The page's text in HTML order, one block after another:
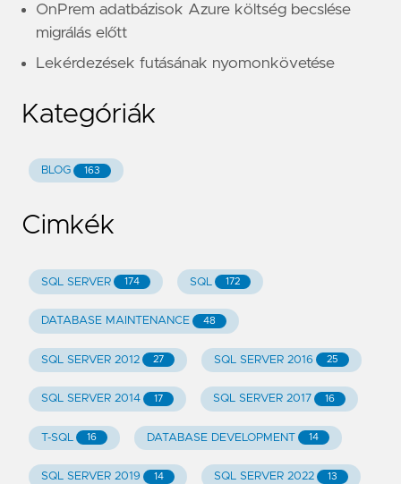
OnPrem adatbázisok Azure költség becslése
migrálás előtt
Lekérdezések futásának nyomonkövetése
Kategóriák
BLOG 163
Cimkék
SQL SERVER 174 SQL 172
DATABASE MAINTENANCE 48
SQL SERVER 2012 27 SQL SERVER 2016 25
SQL SERVER 2014 17 SQL SERVER 2017 16
T-SQL 16 DATABASE DEVELOPMENT 14
SQL SERVER 2019 14 SQL SERVER 2022 13